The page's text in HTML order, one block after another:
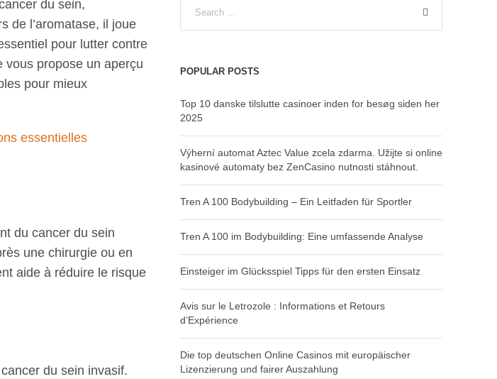
du sein,
de l’aromatase, il joue
pour lutter contre
vous propose un aperçu
pour mieux
essentielles
du cancer du sein
une chirurgie ou en
aide à réduire le risque
du sein invasif.
POPULAR POSTS
Top 10 danske tilslutte casinoer inden for besøg siden her
2025
Výherní automat Aztec Value zcela zdarma. Užijte si online
kasinové automaty bez ZenCasino nutnosti stáhnout.
Tren A 100 Bodybuilding – Ein Leitfaden für Sportler
Tren A 100 im Bodybuilding: Eine umfassende Analyse
Einsteiger im Glücksspiel Tipps für den ersten Einsatz
Avis sur le Letrozole : Informations et Retours
d’Expérience
Die top deutschen Online Casinos mit europäischer
Lizenzierung und fairer Auszahlung